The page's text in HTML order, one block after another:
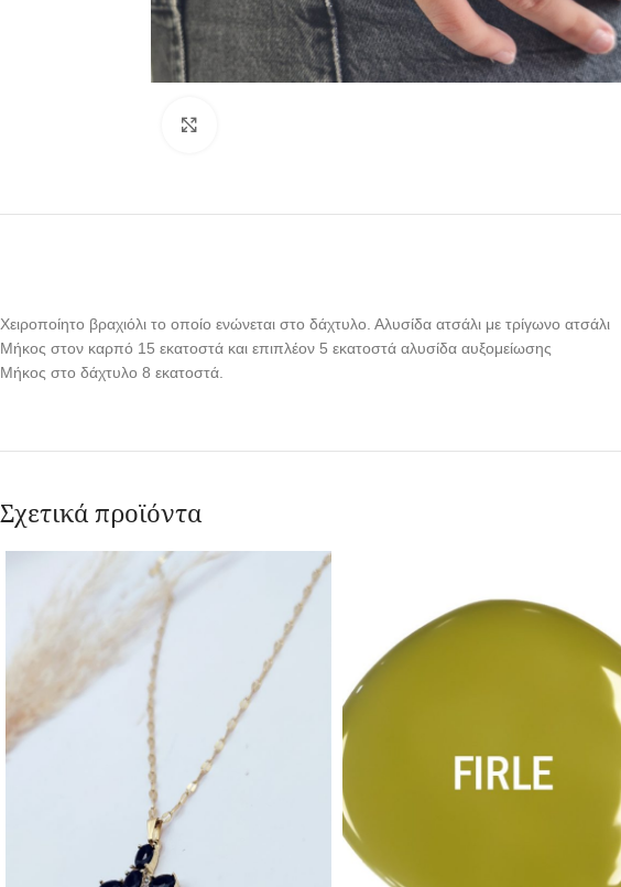
Χειροποίητο βραχιόλι το οποίο ενώνεται στο δάχτυλο. Αλυσίδα ατσάλι με τρίγωνο ατσάλι
Μήκος στον καρπό 15 εκατοστά και επιπλέον 5 εκατοστά αλυσίδα αυξομείωσης
Μήκος στο δάχτυλο 8 εκατοστά.
Σχετικά προϊόντα